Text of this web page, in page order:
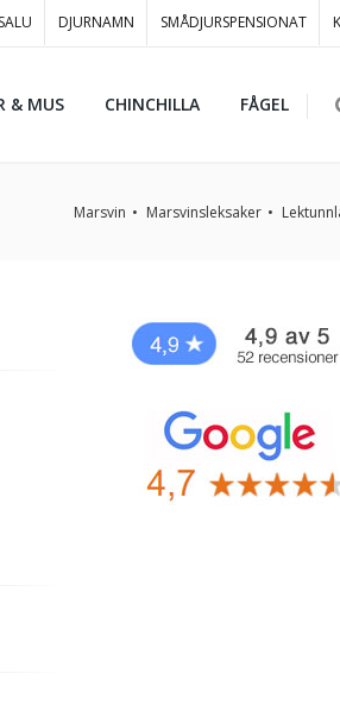
DJURNAMN SMÅDJURSPENSIONAT
& MUS CHINCHILLA FÅGEL
Marsvin Marsvinsleksaker